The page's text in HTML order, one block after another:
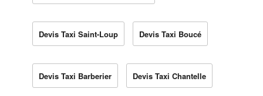
Devis Taxi Saint-Loup Devis Taxi Boucé
Devis Taxi Barberier Devis Taxi Chantelle